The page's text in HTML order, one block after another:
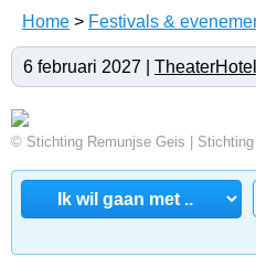
Home > Festivals &
6 februari 2027 |
© Stichting Remunjse Geis |